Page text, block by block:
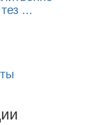
...